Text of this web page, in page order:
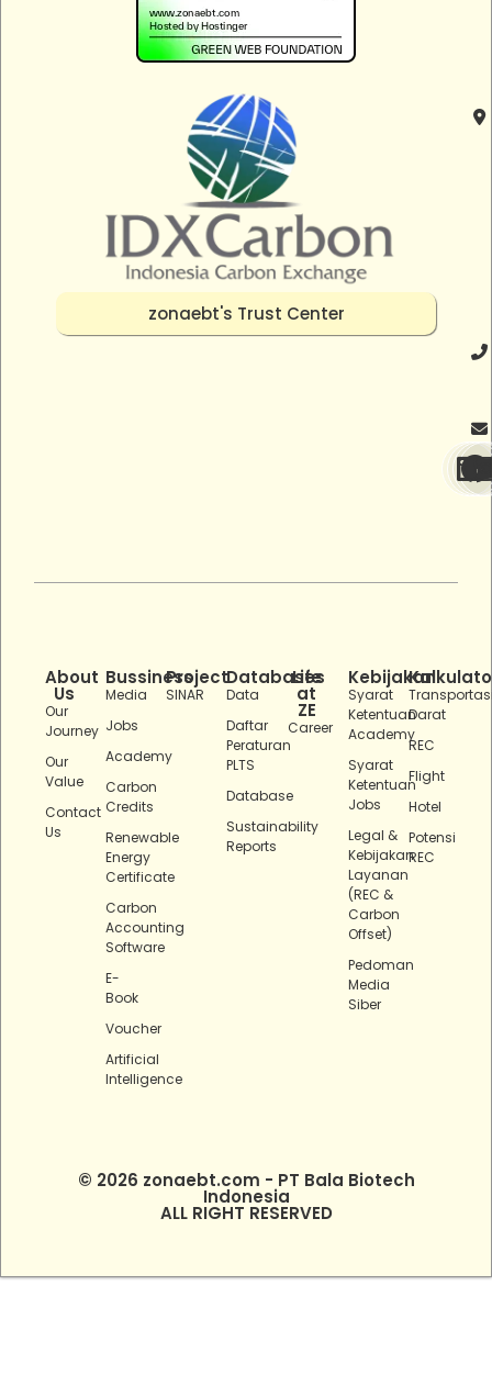
zonaebt's Trust Center
About
Us
Our
Journey
Our
Value
Contact
Us
Bussiness
Media
Jobs
Academy
Carbon
Credits
Renewable
Energy
Certificate
Carbon
Accounting
Software
E-
Book
Voucher
Artificial
Intelligence
Project
SINAR
Databases
Data
Daftar
Peraturan
PLTS
Database
Sustainability
Reports
Life
at
ZE
Career
Kebijakan
Syarat
Ketentuan
Academy
Syarat
Ketentuan
Jobs
Legal &
Kebijakan
Layanan
(REC &
Carbon
Offset)
Pedoman
Media
Siber
Darat
REC
Flight
Hotel
Potensi
REC
© 2026 zonaebt.com - PT Bala Biotech
Indonesia
ALL RIGHT RESERVED